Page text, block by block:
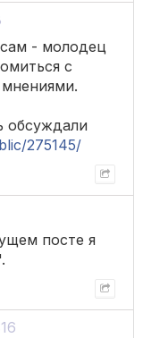
- молодец
с
обсуждали
275145/
посте я